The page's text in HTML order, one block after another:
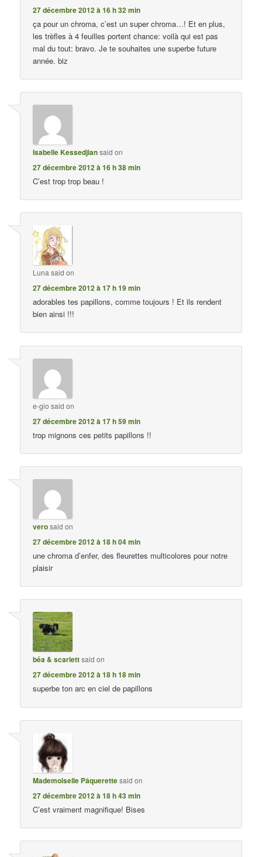
27 décembre 2012 à 16 h 32 min
ça pour un chroma, c’est un super chroma…! Et en plus,
les trèfles à 4 feuilles portent chance: voilà qui est pas
mal du tout: bravo. Je te souhaites une superbe future
année. biz
Isabelle Kessedjiansaid on
27 décembre 2012 à 16 h 38 min
C’est trop trop beau !
Luna said on
27 décembre 2012 à 17 h 19 min
adorables tes papillons, comme toujours ! Et ils rendent
bien ainsi !!!
e-gio said on
27 décembre 2012 à 17 h 59 min
trop mignons ces petits papillons !!
verosaid on
27 décembre 2012 à 18 h 04 min
une chroma d’enfer, des fleurettes multicolores pour notre
plaisir
béa & scarlettsaid on
27 décembre 2012 à 18 h 18 min
superbe ton arc en ciel de papillons
Mademoiselle Pâquerettesaid on
27 décembre 2012 à 18 h 43 min
C’est vraiment magnifique! Bises